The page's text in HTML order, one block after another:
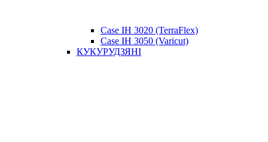
Case IH 3020 (TerraFlex)
Case IH 3050 (Varicut)
КУКУРУДЗЯНІ